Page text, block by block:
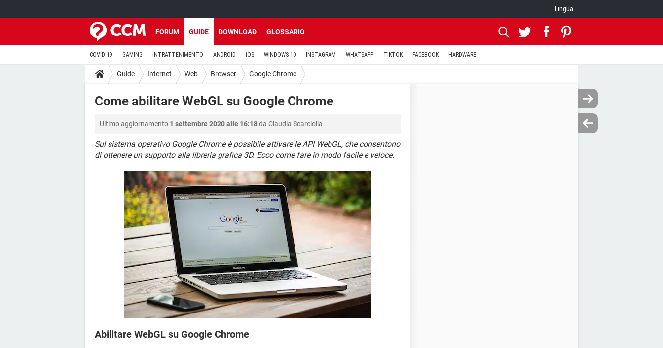
Lingua
FORUM GUIDE DOWNLOAD GLOSSARIO
COVID-19 GAMING INTRATTENIMENTO ANDROID iOS WINDOWS 10 INSTAGRAM WHATSAPP TIKTOK FACEBOOK HARDWARE
Guide Internet Web Browser Google Chrome
Come abilitare WebGL su Google Chrome
Ultimo aggiornamento 1 settembre 2020 alle 16:18da Claudia Scarciolla .
Sul sistema operativo Google Chrome è possibile attivare le API WebGL, che consentono
di ottenere un supporto alla libreria grafica 3D. Ecco come fare in modo facile e veloce.
Abilitare WebGL su Google Chrome